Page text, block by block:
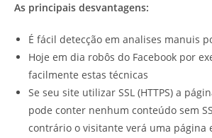
As principais desvantagens:
É fácil detecção em analises manuis
Hoje em dia robôs do Facebook por
facilmente estas técnicas
Se seu site utilizar SSL (HTTPS) a
pode conter nenhum conteúdo sem
contrário o visitante verá uma página